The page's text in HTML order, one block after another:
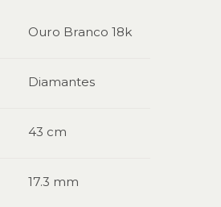
Ouro Branco 18k
Diamantes
43 cm
17.3 mm